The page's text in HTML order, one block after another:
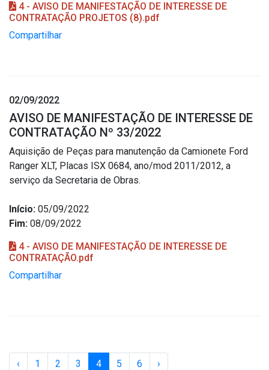
4 - AVISO DE MANIFESTAÇÃO DE INTERESSE DE
CONTRATAÇÃO PROJETOS (8).pdf
Compartilhar
02/09/2022
AVISO DE MANIFESTAÇÃO DE INTERESSE DE
CONTRATAÇÃO Nº 33/2022
Aquisição de Peças para manutenção da Camionete Ford
Ranger XLT, Placas ISX 0684, ano/mod 2011/2012, a
serviço da Secretaria de Obras.
Início: 05/09/2022
Fim: 08/09/2022
4 - AVISO DE MANIFESTAÇÃO DE INTERESSE DE
CONTRATAÇÃO.pdf
Compartilhar
‹ 1 2 3 4 5 6 ›